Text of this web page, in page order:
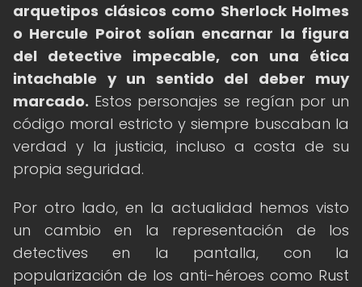
arquetipos clásicos como Sherlock Holmes
o Hercule Poirot solían encarnar la figura
del detective impecable, con una ética
intachable y un sentido del deber muy
marcado. Estos personajes se regían por un
código moral estricto y siempre buscaban la
verdad y la justicia, incluso a costa de su
propia seguridad.
Por otro lado, en la actualidad hemos visto
un cambio en la representación de los
detectives en la pantalla, con la
popularización de los anti-héroes como Rust